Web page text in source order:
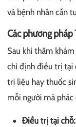
và bệnh nhân cần
Các phương
Sau khi thăm
chỉ định điều trị tại
trị liệu hay thuốc
mỗi người mà
Điều trị tại chỗ: